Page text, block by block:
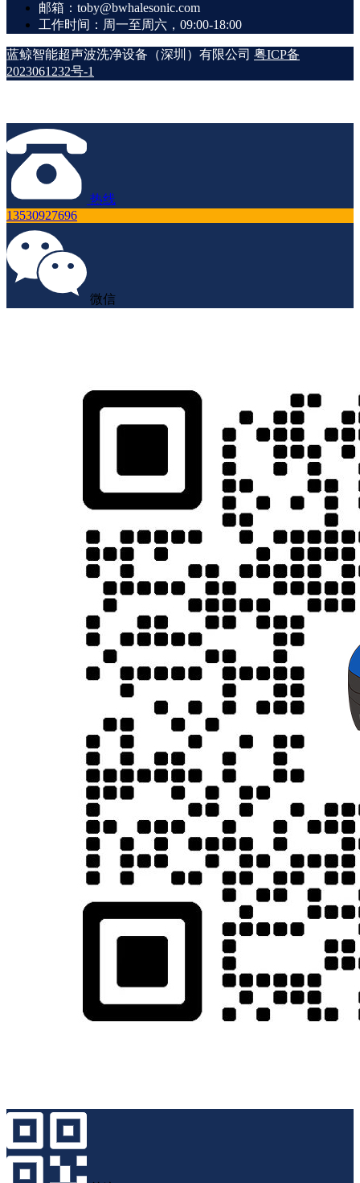
邮箱：toby@bwhalesonic.com
工作时间：周一至周六，09:00-18:00
蓝鲸智能超声波洗净设备（深圳）有限公司 粤ICP备
2023061232号-1
热线
13530927696
微信